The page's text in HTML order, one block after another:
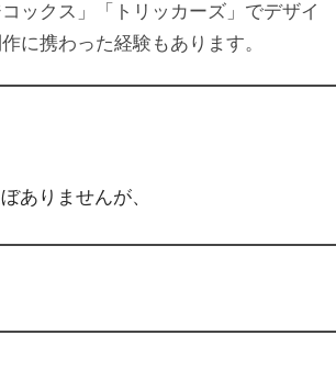
ックス」「トリッカーズ」でデザイ
に携わった経験もあります。
ありませんが、